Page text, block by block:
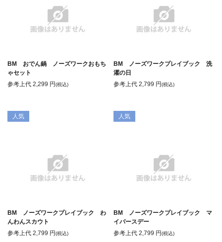
BM おでん鍋 ノーズワークおもち
ゃセット
参考上代 2,299 円(税込)
BM ノーズワークプレイブック 洗
濯の日
参考上代 2,799 円(税込)
人気
BM ノーズワークプレイブック わ
んわんスカウト
参考上代 2,799 円(税込)
人気
BM ノーズワークプレイブック マ
イバースデー
参考上代 2,799 円(税込)